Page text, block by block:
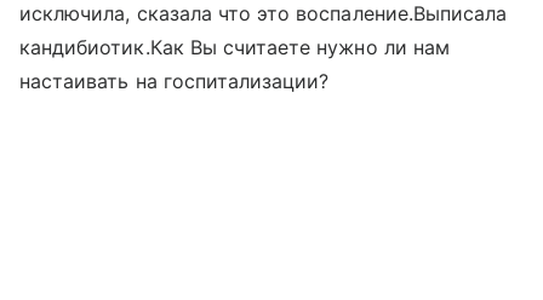
исключила, сказала что это воспаление.Выписала
кандибиотик.Как Вы считаете нужно ли нам
настаивать на госпитализации?